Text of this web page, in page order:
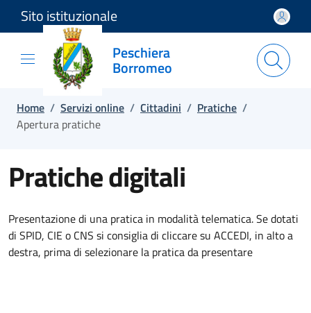
Salta e vai al contenuto
Salta e vai al footer
Sito istituzionale
Peschiera
Borromeo
Home / Servizi online / Cittadini / Pratiche /
Apertura pratiche
Pratiche digitali
Presentazione di una pratica in modalità telematica. Se dotati
di SPID, CIE o CNS si consiglia di cliccare su ACCEDI, in alto a
destra, prima di selezionare la pratica da presentare